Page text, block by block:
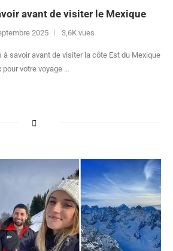
avant de visiter le Mexique
2025 3,6K vues
à savoir avant de visiter la côte Est du Mexique
pour votre voyage …